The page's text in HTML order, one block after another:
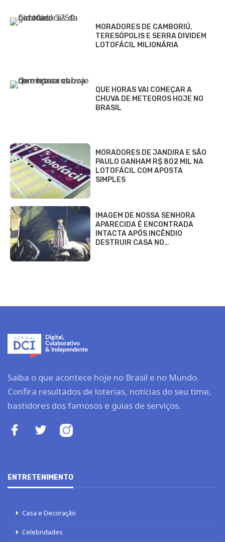
MORADORES DE CAMBORIÚ,
TERESÓPOLIS E SERRA DIVIDEM
LOTOFÁCIL MILIONÁRIA
QUE HORAS VAI COMEÇAR A
CHUVA DE METEOROS HOJE NO
BRASIL
MORADORES DE JANDIRA E SÃO
PAULO GANHAM R$ 802 MIL NA
LOTOFÁCIL COM APOSTA
SIMPLES
IMAGEM DE NOSSA SENHORA
APARECIDA É ENCONTRADA
INTACTA APÓS INCÊNDIO
DESTRUIR CASA NO…
Saiba o que acontece hoje no Brasil e no Mundo.
Confira resultados de loterias, notícias do seu time,
bastidores dos famosos e guias de serviços.
ENTRETENIMENTO
Casa e Decoração
Celebridades